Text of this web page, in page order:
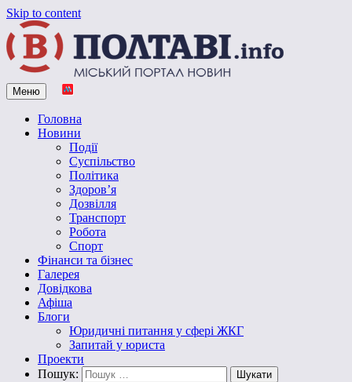
Skip to content
Vpoltave.info
Полтавський портал новин
Меню
Головна
Новини
Події
Суспільство
Політика
Здоров’я
Дозвілля
Транспорт
Робота
Спорт
Фінанси та бізнес
Галерея
Довідкова
Афіша
Блоги
Юридичні питання у сфері ЖКГ
Запитай у юриста
Проекти
Пошук: